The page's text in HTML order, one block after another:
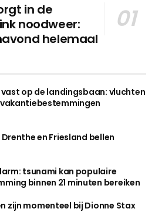
in de
noodweer:
helemaal
op de landingsbaan: vluchten
en Friesland bellen
tsunami kan populaire
binnen 21 minuten bereiken
zijn momenteel bij Dionne Stax